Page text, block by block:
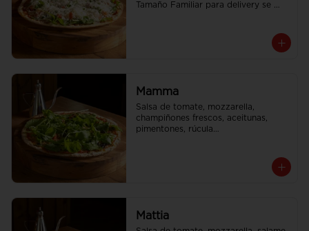
Tamaño Familiar para delivery se
Mamma
Salsa de tomate, mozzarella,
champiñones frescos, aceitunas,
pimentones, rúcula
Mattia